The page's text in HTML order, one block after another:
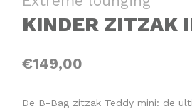
KINDER ZITZAK
€149,00
De B-Bag zitzak Teddy mini: de